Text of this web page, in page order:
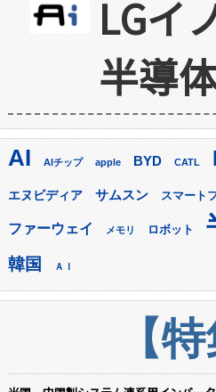
LGイ
半導
AI AIチップ apple BYD CATL
エヌビディア サムスン スマート
ファーウェイ メモリ ロボット
韓国 ＡＩ
【